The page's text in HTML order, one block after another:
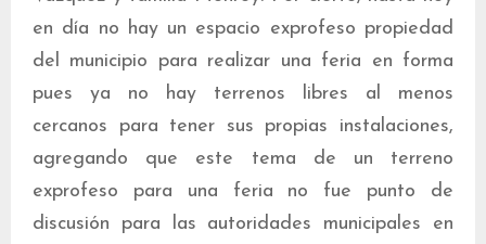
en día no hay un espacio exprofeso propiedad
del municipio para realizar una feria en forma
pues ya no hay terrenos libres al menos
cercanos para tener sus propias instalaciones,
agregando que este tema de un terreno
exprofeso para una feria no fue punto de
discusión para las autoridades municipales en